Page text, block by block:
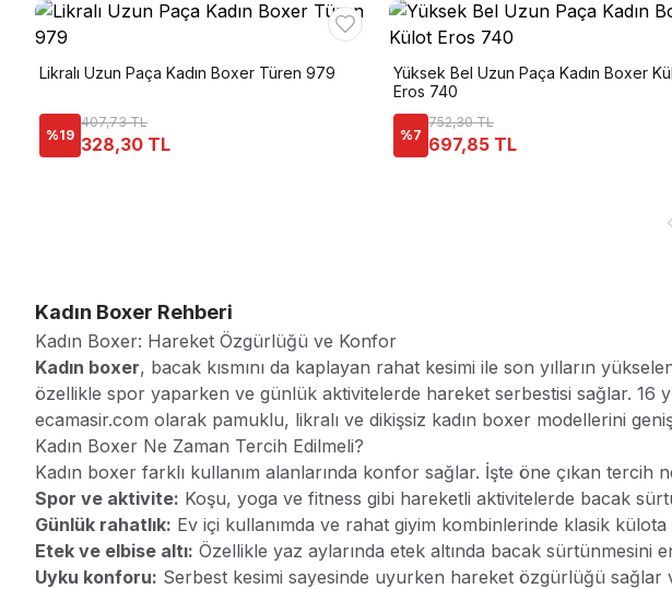
Likralı Uzun Paça Kadın Boxer Türen 979
%19
407,73 TL
328,30 TL
Yüksek Bel Uzun Paça Kadın Boxer
Eros 740
%7
752,30 TL
697,85 TL
Kadın Boxer Rehberi
Kadın Boxer: Hareket Özgürlüğü ve Konfor
Kadın boxer, bacak kısmını da kaplayan rahat kesimi ile son yılların
özellikle spor yaparken ve günlük aktivitelerde hareket serbestisi sağlar. 16
ecamasir.com olarak pamuklu, likralı ve dikişsiz kadın boxer modellerini
Kadın Boxer Ne Zaman Tercih Edilmeli?
Kadın boxer farklı kullanım alanlarında konfor sağlar. İşte öne çıkan tercih
Spor ve aktivite: Koşu, yoga ve fitness gibi hareketli aktivitelerde bacak
Günlük rahatlık: Ev içi kullanımda ve rahat giyim kombinlerinde klasik
Etek ve elbise altı: Özellikle yaz aylarında etek altında bacak sürtünmesini
Uyku konforu: Serbest kesimi sayesinde uyurken hareket özgürlüğü sağlar